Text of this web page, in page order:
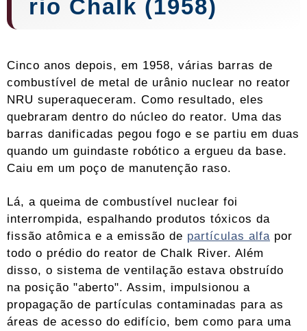
rio Chalk (1958)
Cinco anos depois, em 1958, várias barras de
combustível de metal de urânio nuclear no reator
NRU superaqueceram. Como resultado, eles
quebraram dentro do núcleo do reator. Uma das
barras danificadas pegou fogo e se partiu em duas
quando um guindaste robótico a ergueu da base.
Caiu em um poço de manutenção raso.
Lá, a queima de combustível nuclear foi
interrompida, espalhando produtos tóxicos da
fissão atômica e a emissão de partículas alfa por
todo o prédio do reator de Chalk River. Além
disso, o sistema de ventilação estava obstruído
na posição "aberto". Assim, impulsionou a
propagação de partículas contaminadas para as
áreas de acesso do edifício, bem como para uma